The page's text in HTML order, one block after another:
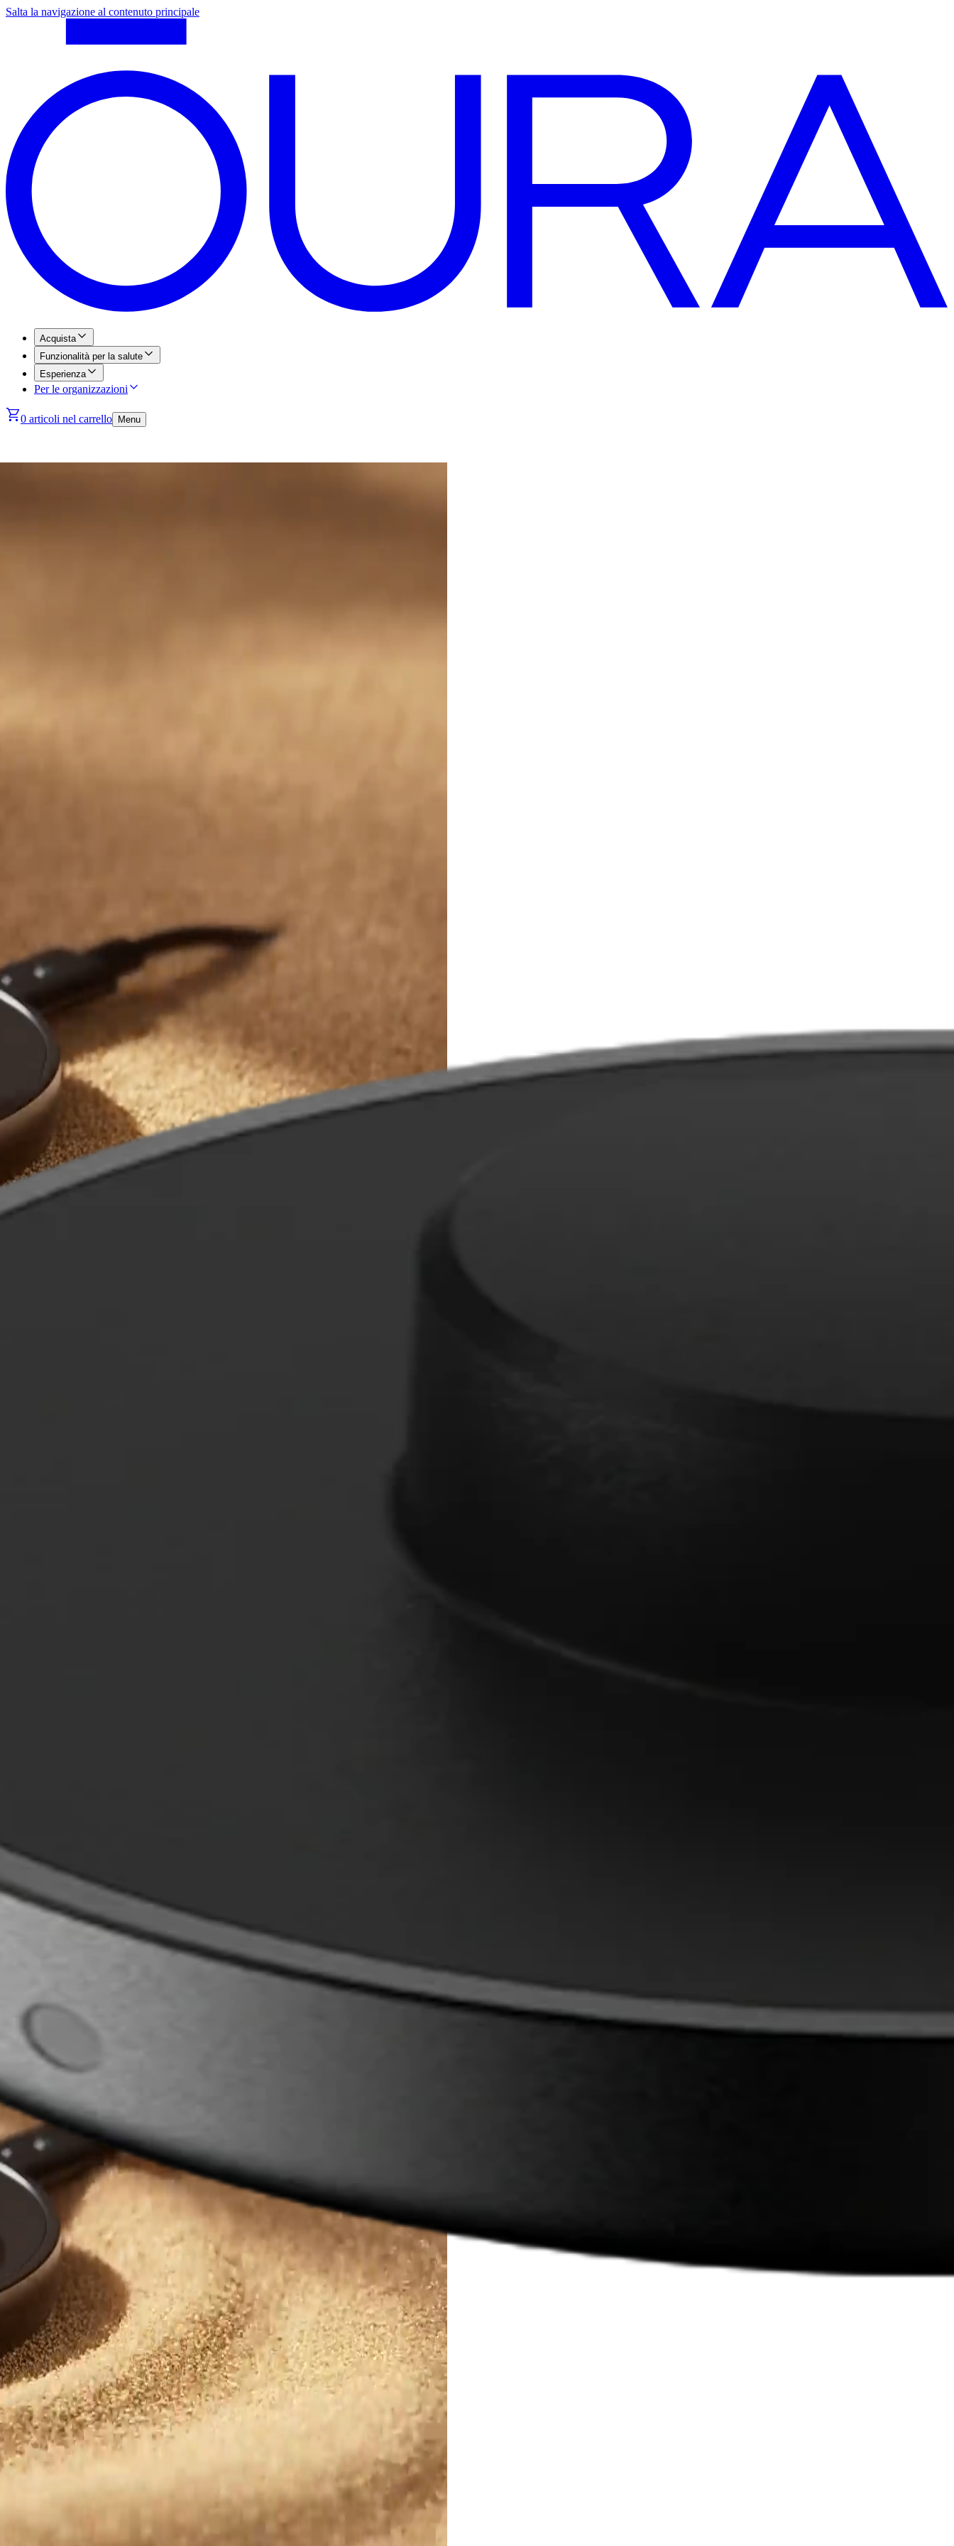
Salta la navigazione al contenuto principale
Acquista
Funzionalità per la salute
Esperienza
Per le organizzazioni
0 articoli nel carrello Menu